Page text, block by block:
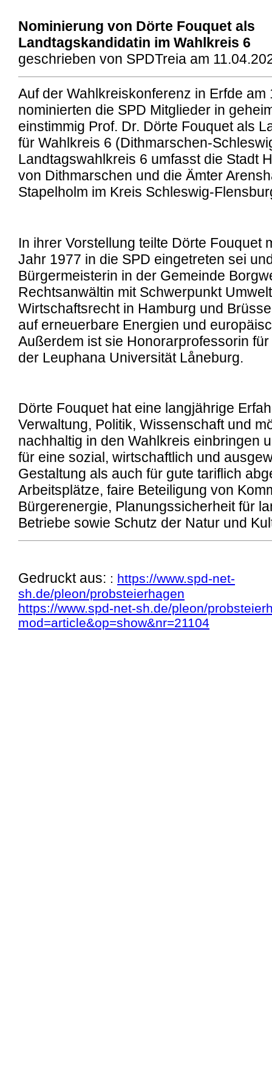
Nominierung von Dörte Fouquet als
Landtagskandidatin im Wahlkreis 6
geschrieben von SPDTreia am
Auf der Wahlkreiskonferenz in Erfde am
nominierten die SPD Mitglieder in
einstimmig Prof. Dr. Dörte Fouquet als
für Wahlkreis 6 (Dithmarschen-
Landtagswahlkreis 6 umfasst die Stadt
von Dithmarschen und die Ämter
Stapelholm im Kreis Schleswig-
In ihrer Vorstellung teilte Dörte Fouquet
Jahr 1977 in die SPD eingetreten sei
Bürgermeisterin in der Gemeinde
Rechtsanwältin mit Schwerpunkt
Wirtschaftsrecht in Hamburg und
auf erneuerbare Energien und
Außerdem ist sie Honorarprofessorin
der Leuphana Universität Låneburg.
Dörte Fouquet hat eine langjährige
Verwaltung, Politik, Wissenschaft und
nachhaltig in den Wahlkreis einbringen
für eine sozial, wirtschaftlich und
Gestaltung als auch für gute tariflich
Arbeitsplätze, faire Beteiligung von
Bürgerenergie, Planungssicherheit für
Betriebe sowie Schutz der Natur und
Gedruckt aus: : https://www.spd-net-
sh.de/pleon/probsteierhagen
https://www.spd-net-sh.de/pleon/
mod=article&op=show&nr=21104